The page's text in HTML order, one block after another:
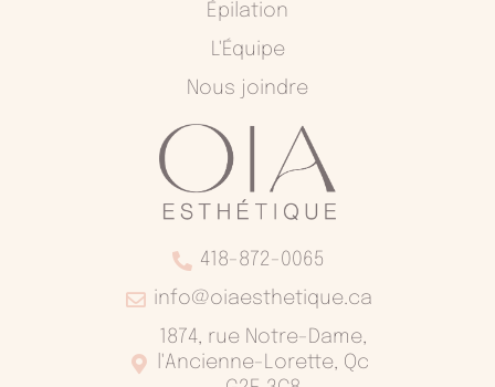
418-872-0065
info@oiaesthetique.ca
1874, rue Notre-Dame,
l'Ancienne-Lorette, Qc
Épilation
L'Équipe
Nous joindre